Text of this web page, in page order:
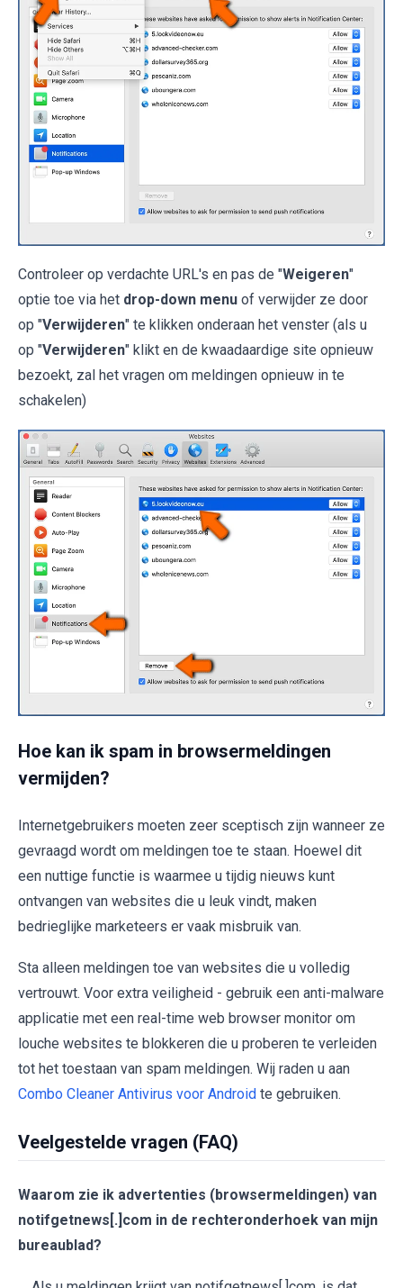
Controleer op verdachte URL's en pas de "Weigeren"
optie toe via het drop-down menu of verwijder ze door
op "Verwijderen" te klikken onderaan het venster (als u
op "Verwijderen" klikt en de kwaadaardige site opnieuw
bezoekt, zal het vragen om meldingen opnieuw in te
schakelen)
Hoe kan ik spam in browsermeldingen
vermijden?
Internetgebruikers moeten zeer sceptisch zijn wanneer ze
gevraagd wordt om meldingen toe te staan. Hoewel dit
een nuttige functie is waarmee u tijdig nieuws kunt
ontvangen van websites die u leuk vindt, maken
bedrieglijke marketeers er vaak misbruik van.
Sta alleen meldingen toe van websites die u volledig
vertrouwt. Voor extra veiligheid - gebruik een anti-malware
applicatie met een real-time web browser monitor om
louche websites te blokkeren die u proberen te verleiden
tot het toestaan van spam meldingen. Wij raden u aan
Combo Cleaner Antivirus voor Android te gebruiken.
Veelgestelde vragen (FAQ)
Waarom zie ik advertenties (browsermeldingen) van
notifgetnews[.]com in de rechteronderhoek van mijn
bureaublad?